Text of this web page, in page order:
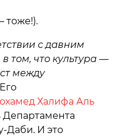
тоже!).
с давним
том, что культура —
между
Халифа Аль
Департамента
Даби. И это